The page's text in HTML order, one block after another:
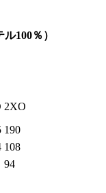
100％）
2XO
190
108
94